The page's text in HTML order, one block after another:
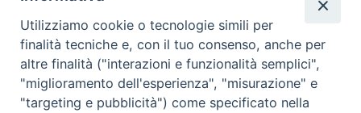
Diocesi di Melfi Rapolla Venosa
Utilizziamo cookie o tecnologie simili per
finalità tecniche e, con il tuo consenso, anche per
altre finalità ("interazioni e funzionalità semplici",
"miglioramento dell'esperienza", "misurazione" e
"targeting e pubblicità") come specificato nella